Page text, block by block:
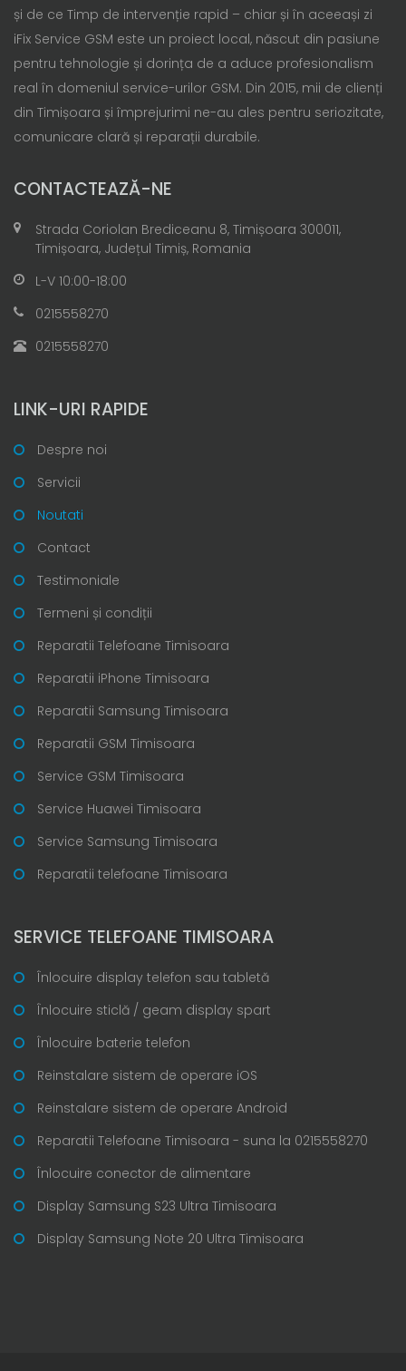
și de ce Timp de intervenție rapid – chiar și în aceeași zi
iFix Service GSM este un proiect local, născut din pasiune
pentru tehnologie și dorința de a aduce profesionalism
real în domeniul service-urilor GSM. Din 2015, mii de clienți
din Timișoara și împrejurimi ne-au ales pentru seriozitate,
comunicare clară și reparații durabile.
CONTACTEAZĂ-NE
Strada Coriolan Brediceanu 8, Timișoara 300011,
Timișoara, Județul Timiș, Romania
L-V 10:00-18:00
0215558270
0215558270
LINK-URI RAPIDE
Despre noi
Servicii
Noutati
Contact
Testimoniale
Termeni și condiții
Reparatii Telefoane Timisoara
Reparatii iPhone Timisoara
Reparatii Samsung Timisoara
Reparatii GSM Timisoara
Service GSM Timisoara
Service Huawei Timisoara
Service Samsung Timisoara
Reparatii telefoane Timisoara
SERVICE TELEFOANE TIMISOARA
Înlocuire display telefon sau tabletă
Înlocuire sticlă / geam display spart
Înlocuire baterie telefon
Reinstalare sistem de operare iOS
Reinstalare sistem de operare Android
Reparatii Telefoane Timisoara - suna la 0215558270
Înlocuire conector de alimentare
Display Samsung S23 Ultra Timisoara
Display Samsung Note 20 Ultra Timisoara